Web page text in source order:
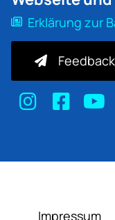
Erklärung zur
Impressum